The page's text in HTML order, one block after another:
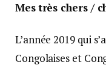
Mes très chers /
L’année 2019 qui
Congolaises et